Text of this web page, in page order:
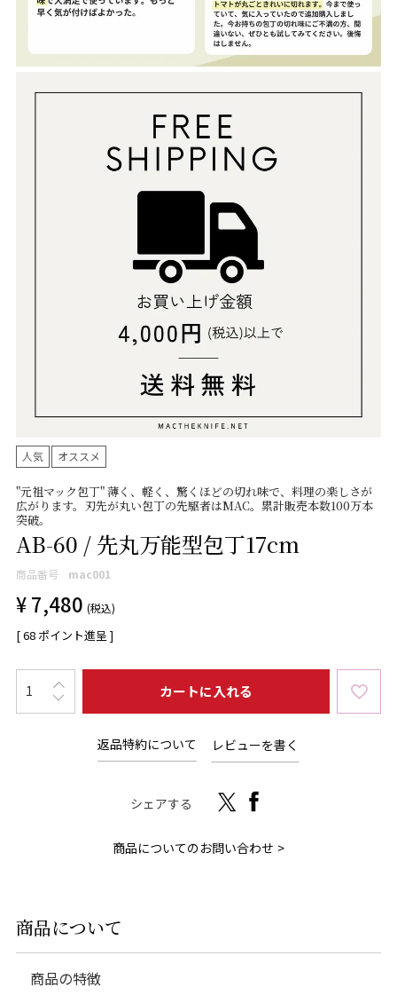
人気 オススメ
"元祖マック包丁" 薄く、軽く、驚くほどの切れ味で、料理の楽しさが
広がります。刃先が丸い包丁の先駆者はMAC。累計販売本数100万本
突破。
AB-60 / 先丸万能型包丁17cm
商品番号 mac001
¥7,480 税込
[68 ポイント進呈 ]
カートに入れる
返品特約について レビューを書く
シェアする
商品についてのお問い合わせ
商品について
商品の特徴